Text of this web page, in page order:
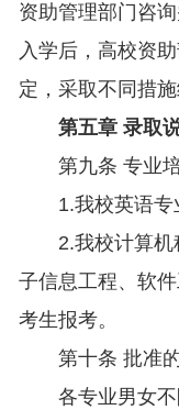
资助管理部门咨
入学后，高校资
定，采取不同措施
第五章 录取
第九条 专业
1.我校英语专
2.我校计算
子信息工程、软
考生报考。
第十条 批准
各专业男女不